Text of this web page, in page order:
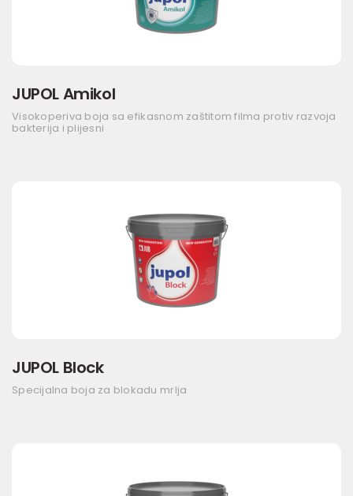
JUPOL Amikol
Visokoperiva boja sa efikasnom zaštitom filma protiv razvoja
bakterija i plijesni
JUPOL Block
Specijalna boja za blokadu mrlja